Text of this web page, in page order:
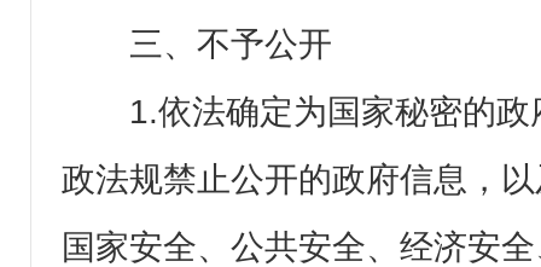
三、不予公开
1.依法确定为国家秘密的
政法规禁止公开的政府信息，
国家安全、公共安全、经济安